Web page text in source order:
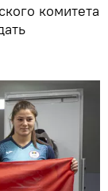
комитета